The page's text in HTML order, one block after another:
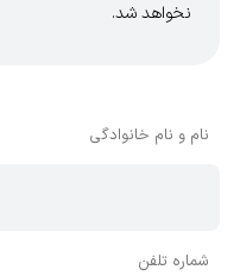
نخواهد شد.
با توجه به آن که
وجود دارد، معمولا نظراتی
نام و نام خانوادگی
شماره تلفن